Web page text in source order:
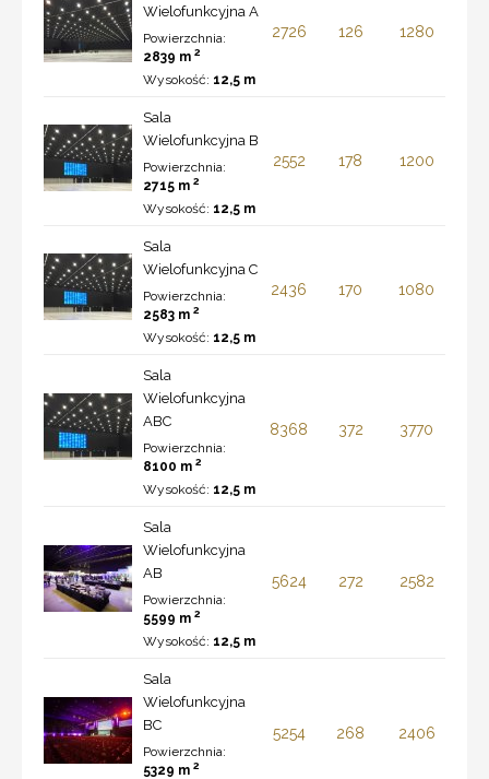
Wielofunkcyjna A
Powierzchnia:
2839 m 2
Wysokość: 12,5 m
2726 126 1280
Sala
Wielofunkcyjna B
Powierzchnia:
2715 m 2
Wysokość: 12,5 m
2552 178 1200
Sala
Wielofunkcyjna C
Powierzchnia:
2583 m 2
Wysokość: 12,5 m
2436 170 1080
Sala
Wielofunkcyjna
ABC
Powierzchnia:
8100 m 2
Wysokość: 12,5 m
8368 372 3770
Sala
Wielofunkcyjna
AB
Powierzchnia:
5599 m 2
Wysokość: 12,5 m
5624 272 2582
Sala
Wielofunkcyjna
BC
Powierzchnia:
5329 m 2
5254 268 2406